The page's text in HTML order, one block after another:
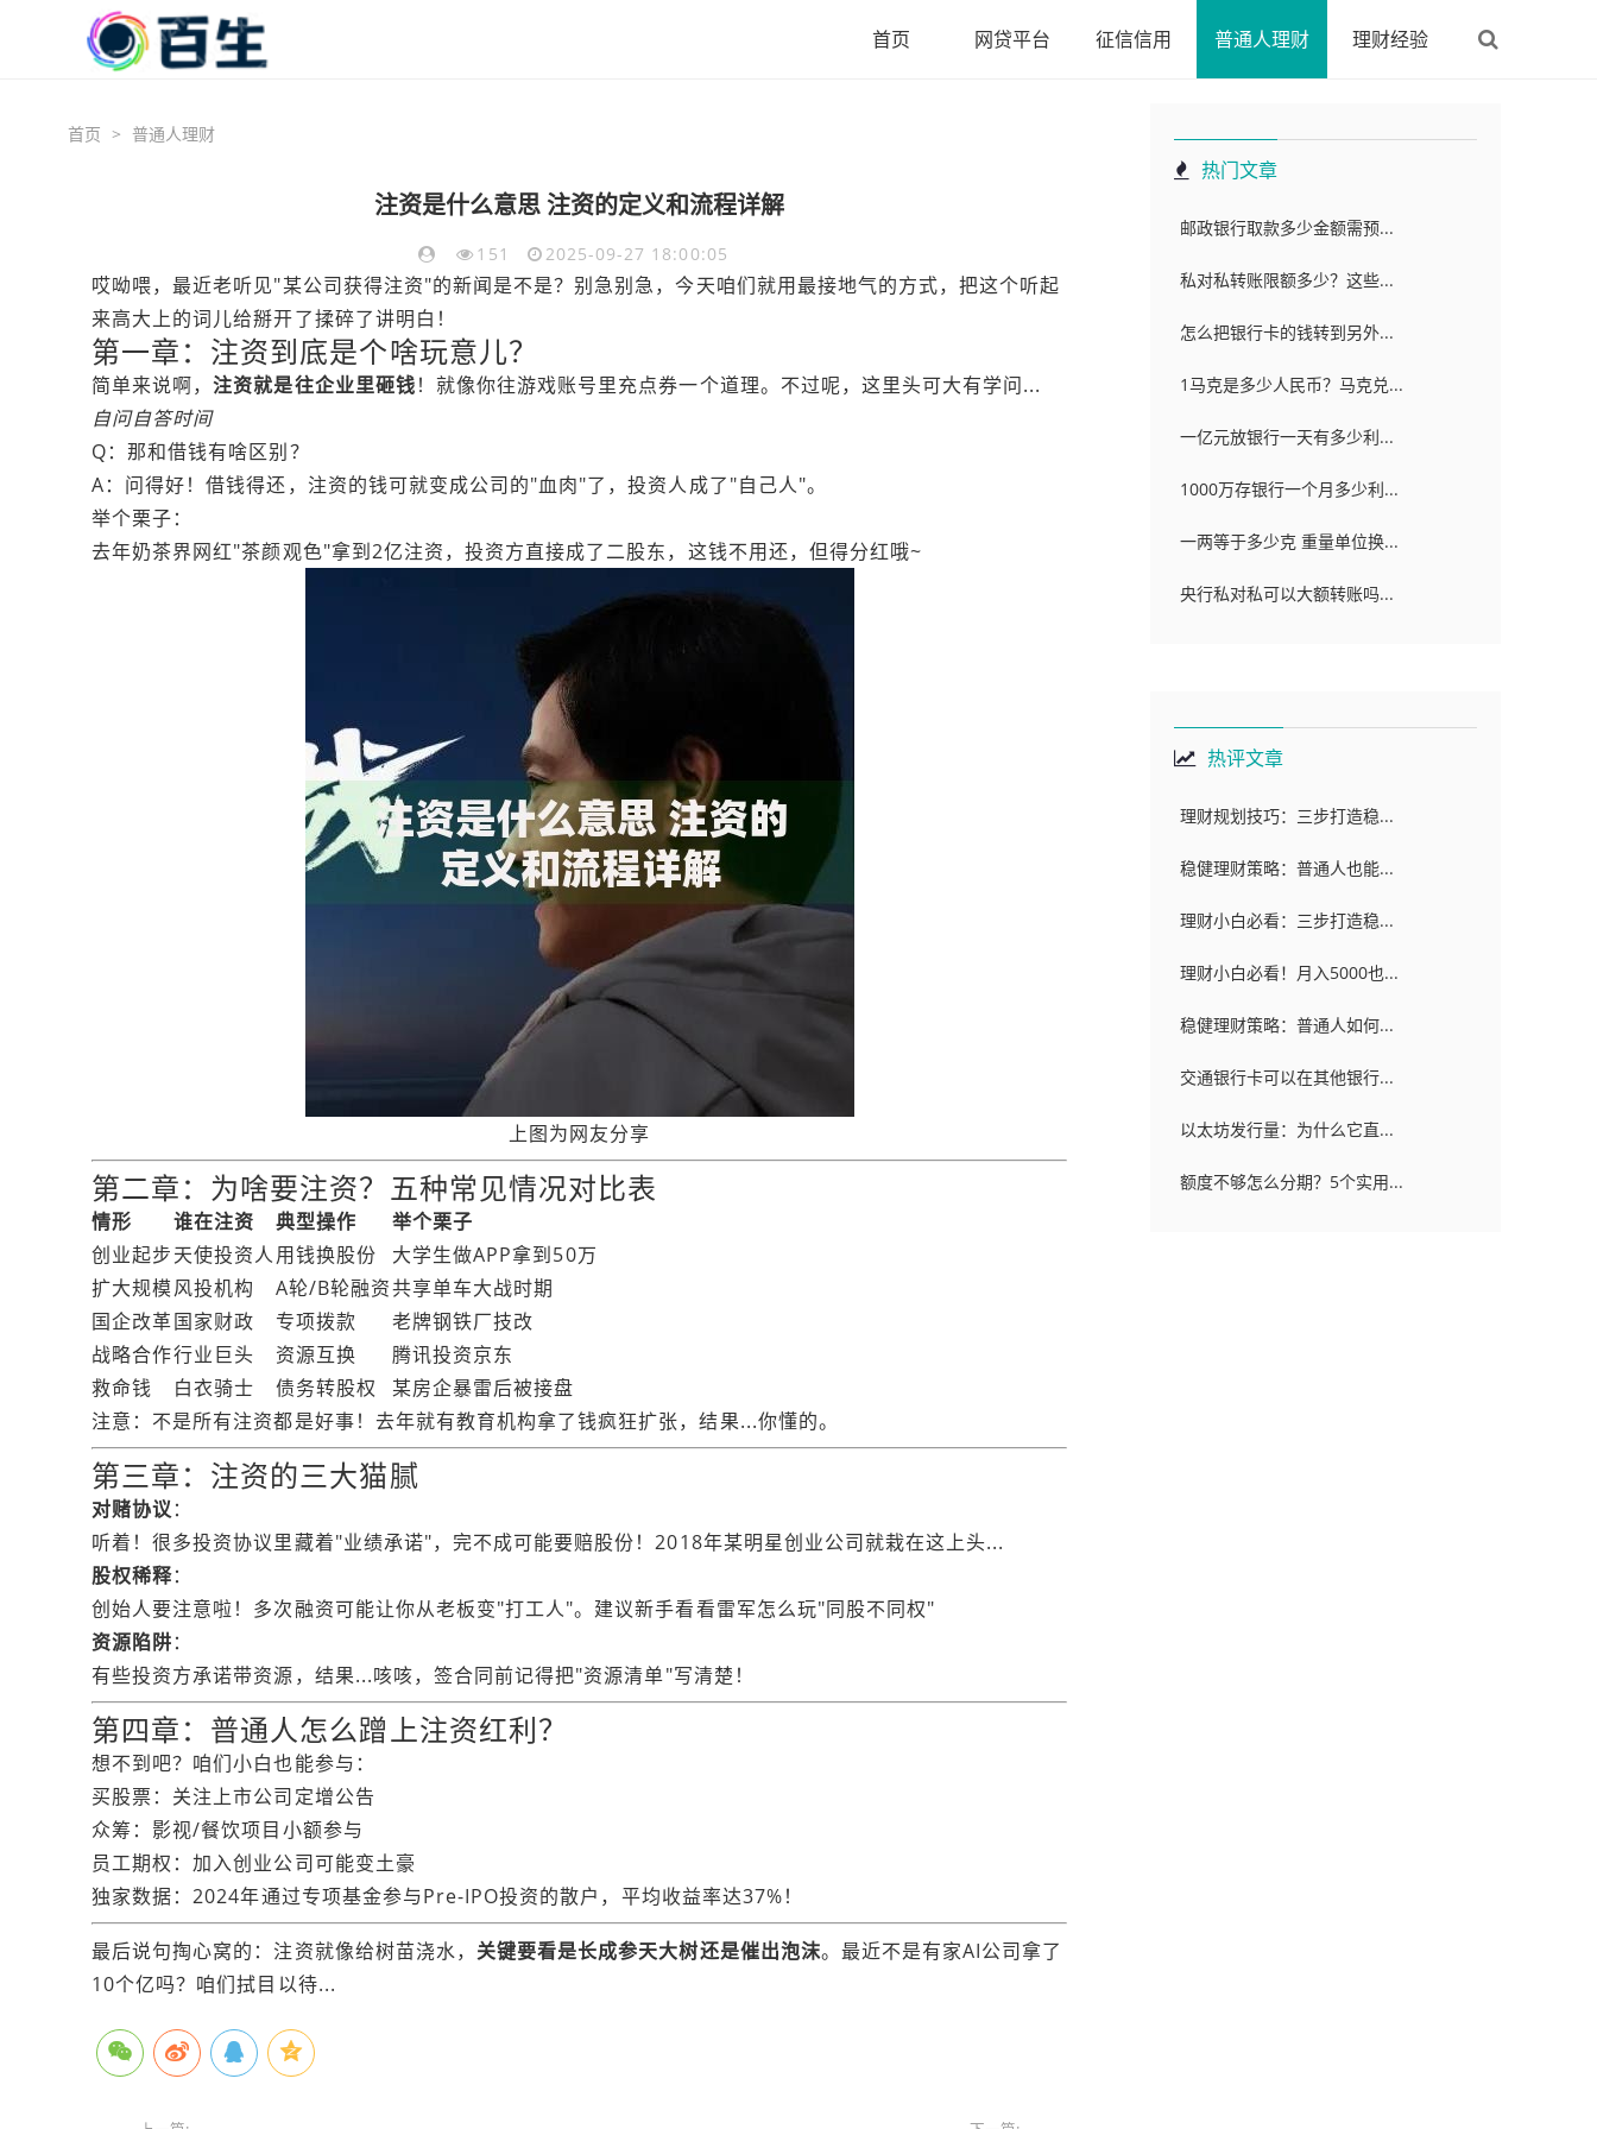
首页 网贷平台 征信信用 普通人理财 理财经验
首页 > 普通人理财
注资是什么意思 注资的定义和流程详解
151 2025-09-27 18:00:05
哎呦喂，最近老听见"某公司获得注资"的新闻是不是？别急别急，今天咱们就用最接地气的方式，把这个听起
来高大上的词儿给掰开了揉碎了讲明白！
第一章：注资到底是个啥玩意儿？
简单来说啊，注资就是往企业里砸钱！就像你往游戏账号里充点券一个道理。不过呢，这里头可大有学问...
自问自答时间
Q：那和借钱有啥区别？
A：问得好！借钱得还，注资的钱可就变成公司的"血肉"了，投资人成了"自己人"。
举个栗子：
去年奶茶界网红"茶颜观色"拿到2亿注资，投资方直接成了二股东，这钱不用还，但得分红哦~
上图为网友分享
第二章：为啥要注资？五种常见情况对比表
情形 谁在注资 典型操作
举个栗子
创业起步天使投资人用钱换股份
大学生做APP拿到50万
扩大规模风投机构 A轮/B轮融资共享单车大战时期
国企改革国家财政 专项拨款
老牌钢铁厂技改
战略合作行业巨头 资源互换
腾讯投资京东
救命钱
白衣骑士 债务转股权
某房企暴雷后被接盘
注意：不是所有注资都是好事！去年就有教育机构拿了钱疯狂扩张，结果...你懂的。
第三章：注资的三大猫腻
对赌协议：
听着！很多投资协议里藏着"业绩承诺"，完不成可能要赔股份！2018年某明星创业公司就栽在这上头...
股权稀释：
创始人要注意啦！多次融资可能让你从老板变"打工人"。建议新手看看雷军怎么玩"同股不同权"
资源陷阱：
有些投资方承诺带资源，结果...咳咳，签合同前记得把"资源清单"写清楚！
第四章：普通人怎么蹭上注资红利？
想不到吧？咱们小白也能参与：
买股票：关注上市公司定增公告
众筹：影视/餐饮项目小额参与
员工期权：加入创业公司可能变土豪
独家数据：2024年通过专项基金参与Pre-IPO投资的散户，平均收益率达37%！
最后说句掏心窝的：注资就像给树苗浇水， 关键要看是长成参天大树还是催出泡沫。最近不是有家AI公司拿了
10个亿吗？咱们拭目以待...
热门文章
邮政银行取款多少金额需预...
私对私转账限额多少？这些...
怎么把银行卡的钱转到另外...
1马克是多少人民币？马克兑...
一亿元放银行一天有多少利...
1000万存银行一个月多少利...
一两等于多少克 重量单位换...
央行私对私可以大额转账吗...
热评文章
理财规划技巧：三步打造稳...
稳健理财策略：普通人也能...
理财小白必看：三步打造稳...
理财小白必看！月入5000也...
稳健理财策略：普通人如何...
交通银行卡可以在其他银行...
以太坊发行量：为什么它直...
额度不够怎么分期？5个实用...